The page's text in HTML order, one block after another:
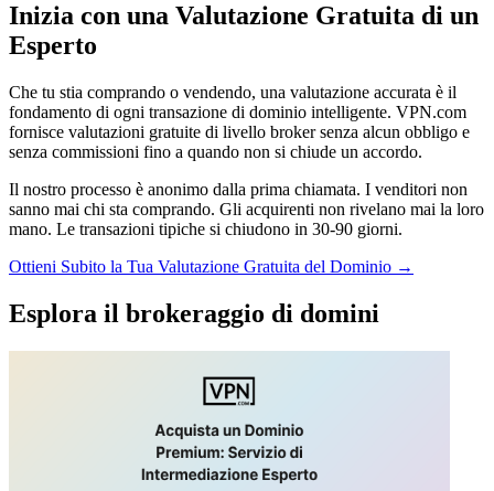
Inizia con una Valutazione Gratuita di un
Esperto
Che tu stia comprando o vendendo, una valutazione accurata è il
fondamento di ogni transazione di dominio intelligente. VPN.com
fornisce valutazioni gratuite di livello broker senza alcun obbligo e
senza commissioni fino a quando non si chiude un accordo.
Il nostro processo è anonimo dalla prima chiamata. I venditori non
sanno mai chi sta comprando. Gli acquirenti non rivelano mai la loro
mano. Le transazioni tipiche si chiudono in 30-90 giorni.
Ottieni Subito la Tua Valutazione Gratuita del Dominio →
Esplora il brokeraggio di domini